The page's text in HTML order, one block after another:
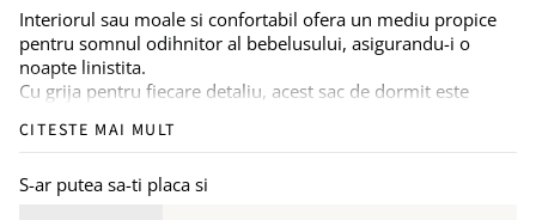
Interiorul sau moale si confortabil ofera un mediu propice
pentru somnul odihnitor al bebelusului, asigurandu-i o
noapte linistita.
Cu grija pentru fiecare detaliu, acest sac de dormit este
in timpul somnului.
Confectionat din bumbac 100% acest sac de dormit este
delicat la atingere si nu irita pielea sensibila a bebelusului
CITESTE MAI MULT
S-ar putea sa-ti placa si